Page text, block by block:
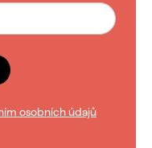
osobních údajů